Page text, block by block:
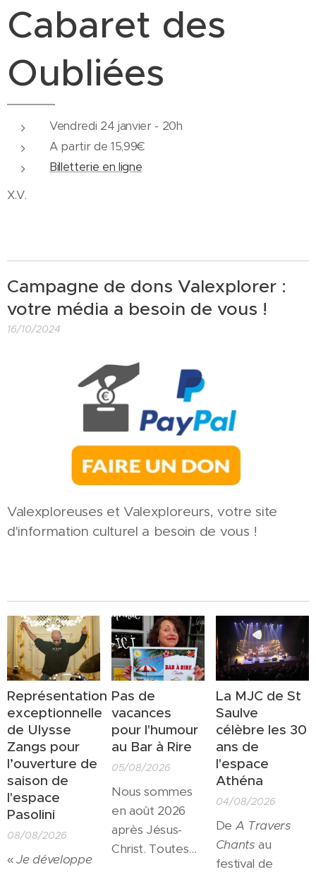
Cabaret des
Oubliées
Vendredi 24 janvier - 20h
A partir de 15,99€
Billetterie en ligne
X.V.
Campagne de dons Valexplorer :
votre média a besoin de vous !
16/10/2024
Valexploreuses et Valexploreurs, votre site
d'information culturel a besoin de vous !
Représentation
exceptionnelle
de Ulysse
Zangs pour
l’ouverture de
saison de
l'espace
Pasolini
08/08/2026
«Je développe
Pas de
vacances
pour l'humour
au Bar à Rire
05/08/2026
Nous sommes
en août 2026
après Jésus-
Christ. Toutes
La MJC de St
Saulve
célèbre les 30
ans de
l'espace
Athéna
04/08/2026
De A Travers
Chantsau
festival de